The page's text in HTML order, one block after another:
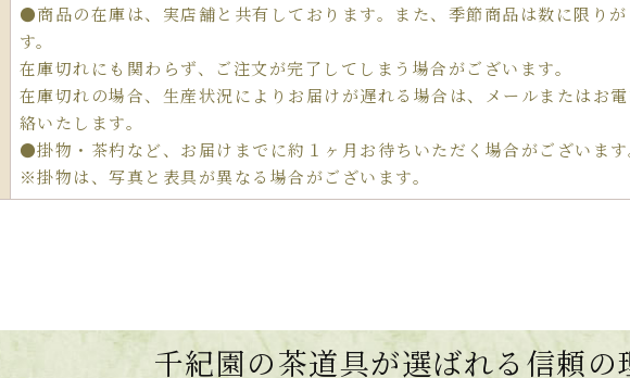
●商品の在庫は、実店舗と共有しております。また、季節商品は数に限りが
す。
在庫切れにも関わらず、ご注文が完了してしまう場合がございます。
在庫切れの場合、生産状況によりお届けが遅れる場合は、メールまたはお
絡いたします。
●掛物・茶杓など、お届けまでに約１ヶ月お待ちいただく場合がございます
※掛物は、写真と表具が異なる場合がございます。
千紀園の茶道具が選ばれる 信頼の